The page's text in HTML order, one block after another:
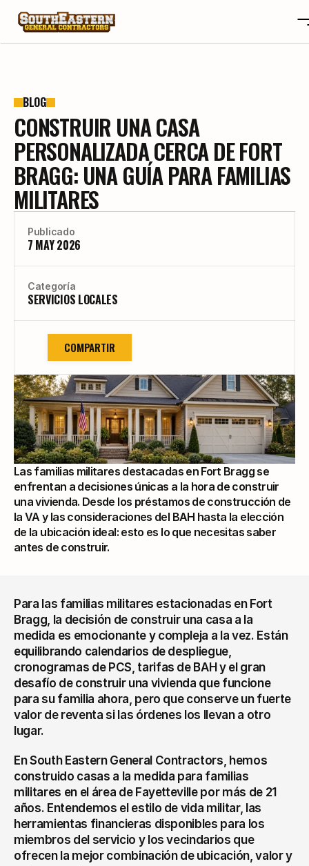
OTA
PROYECTOS
PROYECTOS
RESEÑAS
RESEÑAS
BLOGS
BLOGS
CAREERS
CONTACTO
CONSTRUYE TU HOGAR A TU GUSTO
BLOG
CONSTRUIR UNA CASA
PERSONALIZADA CERCA DE FORT
BRAGG: UNA GUÍA PARA FAMILIAS
MILITARES
Publicado
7 MAY 2026
Categoría
SERVICIOS LOCALES
COMPARTIR
Las familias militares destacadas en Fort Bragg se
enfrentan a decisiones únicas a la hora de construir
una vivienda. Desde los préstamos de construcción de
la VA y las consideraciones del BAH hasta la elección
de la ubicación ideal: esto es lo que necesitas saber
antes de construir.
Para las familias militares estacionadas en Fort
Bragg, la decisión de construir una casa a la
medida es emocionante y compleja a la vez. Están
equilibrando calendarios de despliegue,
cronogramas de PCS, tarifas de BAH y el gran
desafío de construir una vivienda que funcione
para su familia ahora, pero que conserve un fuerte
valor de reventa si las órdenes los llevan a otro
lugar.
En South Eastern General Contractors, hemos
construido casas a la medida para familias
militares en el área de Fayetteville por más de 21
años. Entendemos el estilo de vida militar, las
herramientas financieras disponibles para los
miembros del servicio y los vecindarios que
ofrecen la mejor combinación de ubicación, valor y